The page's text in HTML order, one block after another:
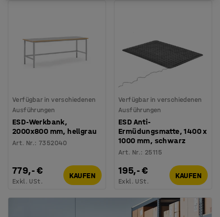
Verfügbar in verschiedenen
Ausführungen
ESD-Werkbank,
2000x800 mm, hellgrau
Art. Nr.:7352040
779,- €
Exkl. USt.
KAUFEN
Verfügbar in verschiedenen
Ausführungen
ESD Anti-
Ermüdungsmatte, 1400 x
1000 mm, schwarz
Art. Nr.: 25115
195,- €
Exkl. USt.
KAUFEN